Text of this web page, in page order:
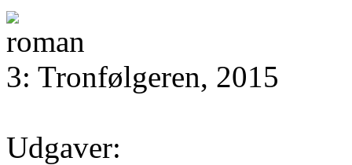
3: Tronfølgeren, 2015
Udgaver: